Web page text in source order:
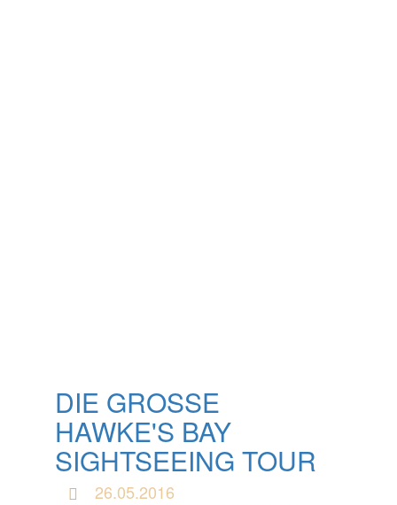
DIE GROSSE H
AWKE'S BAY S
IGHTSEEING TOUR
26.05.2016